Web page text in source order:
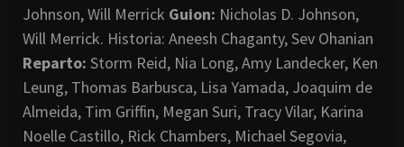
Johnson, Will Merrick Guion: Nicholas D. Johnson,
Will Merrick. Historia: Aneesh Chaganty, Sev Ohanian
Reparto: Storm Reid, Nia Long, Amy Landecker, Ken
Leung, Thomas Barbusca, Lisa Yamada, Joaquim de
Almeida, Tim Griffin, Megan Suri, Tracy Vilar, Karina
Noelle Castillo, Rick Chambers, Michael Segovia,